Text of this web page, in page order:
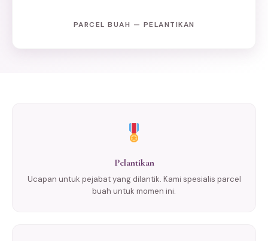
PARCEL BUAH — PELANTIKAN
Pelantikan
Ucapan untuk pejabat yang dilantik. Kami spesialis parcel
buah untuk momen ini.